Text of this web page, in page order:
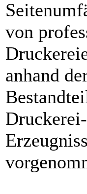
von
anhand
Druckerei-